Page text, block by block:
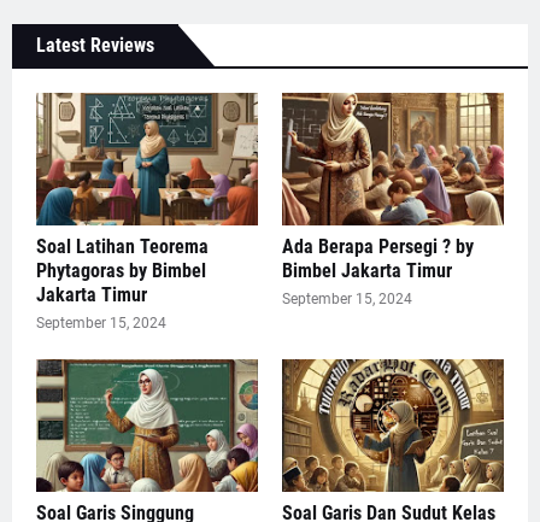
Latest Reviews
Soal Latihan Teorema
Phytagoras by Bimbel
Jakarta Timur
September 15, 2024
Ada Berapa Persegi ? by
Bimbel Jakarta Timur
September 15, 2024
Soal Garis Singgung Soal Garis Dan Sudut Kelas